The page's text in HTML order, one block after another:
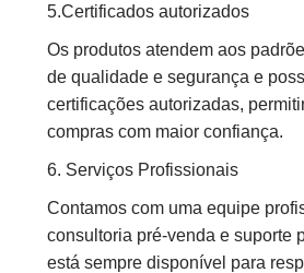
5.Certificados autorizados
Os produtos atendem aos
de qualidade e segurança e
certificações autorizadas,
compras com maior confiança.
6. Serviços Profissionais
Contamos com uma equipe
consultoria pré-venda e suporte
está sempre disponível para